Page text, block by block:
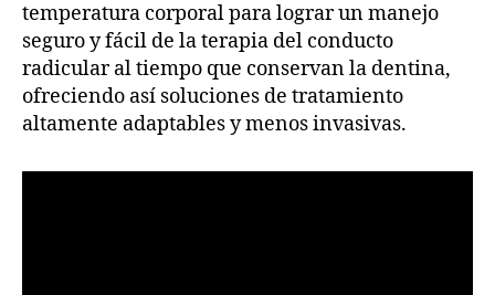
temperatura corporal para lograr un manejo
seguro y fácil de la terapia del conducto
radicular al tiempo que conservan la dentina,
ofreciendo así soluciones de tratamiento
altamente adaptables y menos invasivas.